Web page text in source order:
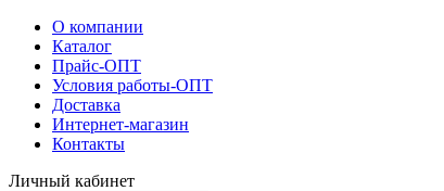
О компании
Каталог
Прайс-ОПТ
Условия работы-ОПТ
Доставка
Интернет-магазин
Контакты
Личный кабинет